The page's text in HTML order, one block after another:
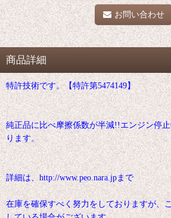
お問い合わせ
商品詳細
特許技術です。【特許第5474149】
純正品に比べ摩擦係数が半減!!エンジン停
ります。
詳細は、http://www.peo.nara.jpまで
在庫を確保すべく努力をしておりますが、